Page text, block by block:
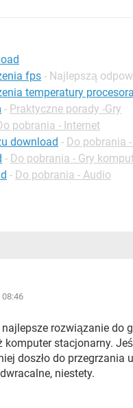
fps - Najlepszą
temperatury procesora
- Praktyczne porady -Gry
pobrania - Internet
download - Do pobrania
- Do pobrania - Gry
- Do pobrania - Audio
08:46
rozwiązanie do
komputer stacjonarny.
doszło do przegrzania
niestety.